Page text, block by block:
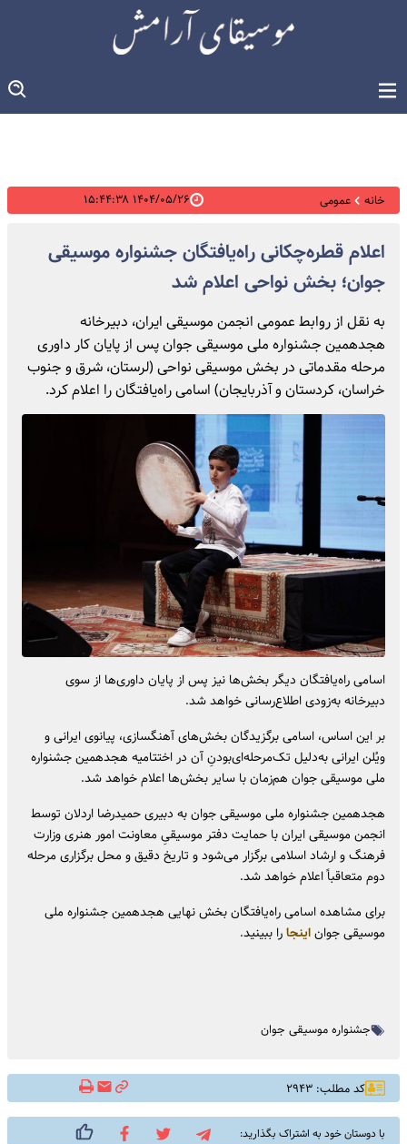
خانه عمومی ۱۴۰۴/۰۵/۲۶ ۱۵:۴۴:۳۸
اعلام قطره‌چکانی راه‌یافتگان جشنواره موسیقی
جوان؛ بخش نواحی اعلام شد
به نقل از روابط عمومی انجمن موسیقی ایران، دبیرخانه
هجدهمین جشنواره ملی موسیقی جوان پس از پایان کار داوری
مرحله مقدماتی در بخش موسیقی نواحی (لرستان، شرق و جنوب
خراسان، کردستان و آذربایجان) اسامی راه‌یافتگان را اعلام کرد.
اسامی راه‌یافتگان دیگر بخش‌ها نیز پس از پایان داوری‌ها از سوی
دبیرخانه به‌زودی اطلاع‌رسانی خواهد شد.
بر این اساس، اسامی برگزیدگان بخش‌های آهنگسازی، پیانوی ایرانی و
ویُلن ایرانی به‌دلیل تک‌مرحله‌ای‌بودنِ آن در اختتامیه هجدهمین جشنواره
ملی موسیقی جوان هم‌زمان با سایر بخش‌ها اعلام خواهد شد.
هجدهمین جشنواره ملی موسیقی جوان به دبیری حمیدرضا اردلان توسط
انجمن موسیقی ایران با حمایت دفتر موسیقیِ معاونت امور هنری وزارت
فرهنگ و ارشاد اسلامی برگزار می‌شود و تاریخ دقیق و محل برگزاری مرحله
دوم متعاقباً اعلام خواهد شد.
برای مشاهده اسامی راه‌یافتگان بخش نهایی هجدهمین جشنواره ملی
موسیقی جواناینجارا ببینید.
جشنواره موسیقی جوان
کد مطلب: ۲۹۴۳
با دوستان خود به اشتراک بگذارید: